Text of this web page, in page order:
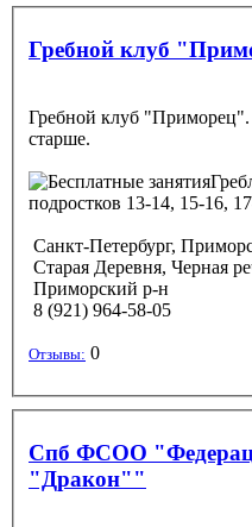
Гребной клуб
Гребной клуб "Приморец".
старше.
подростков 13-14, 15-16,
Санкт-Петербург,
Старая Деревня, Черная
Приморский р-н
8 (921) 964-58-05
Отзывы: 0
Спб ФСОО
"Дракон""